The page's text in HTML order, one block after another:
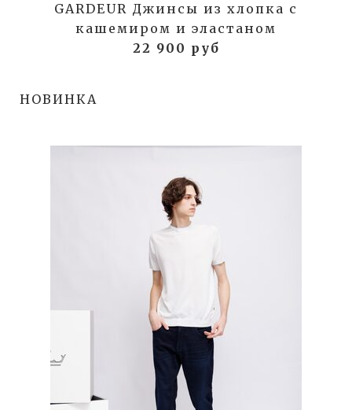
GARDEUR Джинсы из хлопка с
кашемиром и эластаном
22 900 руб
НОВИНКА